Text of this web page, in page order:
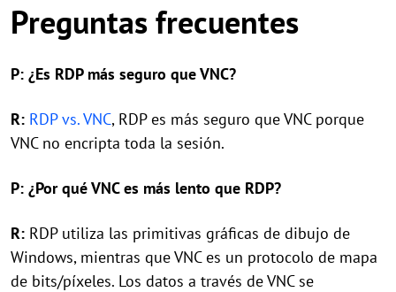
Preguntas frecuentes
P: ¿Es RDP más seguro que VNC?
R: RDP vs. VNC, RDP es más seguro que VNC porque
VNC no encripta toda la sesión.
P: ¿Por qué VNC es más lento que RDP?
R: RDP utiliza las primitivas gráficas de dibujo de
Windows, mientras que VNC es un protocolo de mapa
de bits/píxeles. Los datos a través de VNC se